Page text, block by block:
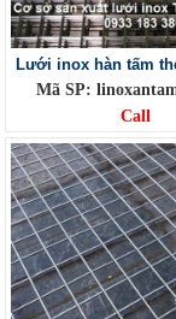
Lưới inox hàn tấm
Mã SP:
Call